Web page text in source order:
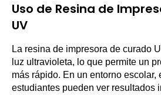
Uso de Resina de
UV
La resina de impresora de curado
luz ultravioleta, lo que permite un
más rápido. En un entorno escolar,
estudiantes pueden ver resultados